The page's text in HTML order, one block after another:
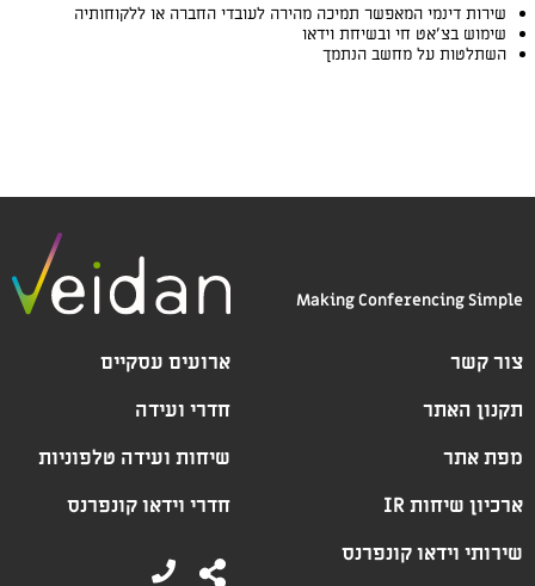
שירות דינמי המאפשר תמיכה מהירה לעובדי החברה או ללקוחותיה
שימוש בצ’אט חי ובשיחת וידאו
השתלטות על מחשב הנתמך
Making Conferencing Simple
צור קשר
תקנון האתר
מפת אתר
ארכיון שיחות IR
שירותי וידאו קונפרנס
ארועים עסקיים
חדרי ועידה
שיחות ועידה טלפוניות
חדרי וידאו קונפרנס